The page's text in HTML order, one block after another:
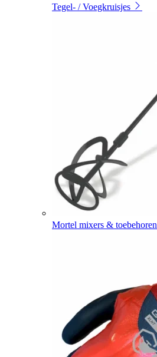
Tegel- / Voegkruisjes
Mortel mixers & toebehoren